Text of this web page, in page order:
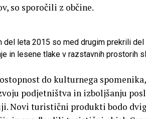
so sporočili z občine.
del leta 2015 so med drugim prekrili
in lesene tlake v razstavnih prostorih
do kulturnega
podjetništva in izboljšanju
Novi turistični produkti bodo